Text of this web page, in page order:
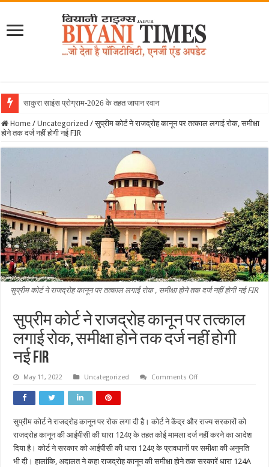
साकुरा साइंस प्रोग्राम-2026 के तहत जापान रवाना हुई बियानी ग
Home / Uncategorized / सुप्रीम कोर्ट ने राजद्रोह कानून पर तत्काल लगाई रोक, समीक्षा
होने तक दर्ज नहीं होगी नई FIR
सुप्रीम कोर्ट ने राजद्रोह कानून पर तत्काल लगाई रोक , समीक्षा होने तक दर्ज नहीं होगी नई FIR
सुप्रीम कोर्ट ने राजद्रोह कानून पर तत्काल
लगाई रोक, समीक्षा होने तक दर्ज नहीं होगी
नई FIR
May 11, 2022 Uncategorized Comments Offon
पर
तत्काल
लगाई
रोक,
होने
सुप्रीम कोर्ट ने राजद्रोह कानून पर रोक लगा दी है। कोर्ट ने केंद्र और राज्य सरकारों को
राजद्रोह कानून की आईपीसी की धारा 124ए के तहत कोई मामला दर्ज नहीं करने का आदेश
दिया है। कोर्ट ने सरकार को आईपीसी की धारा 124ए के प्रावधानों पर समीक्षा की अनुमति
भी दी। हालांकि, अदालत ने कहा राजद्रोह कानून की समीक्षा होने तक सरकारें धारा 124A